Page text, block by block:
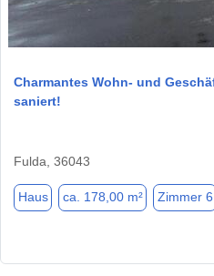
Charmantes Wohn- und
saniert!
Fulda, 36043
Haus ca. 178,00 m² Zimmer 6